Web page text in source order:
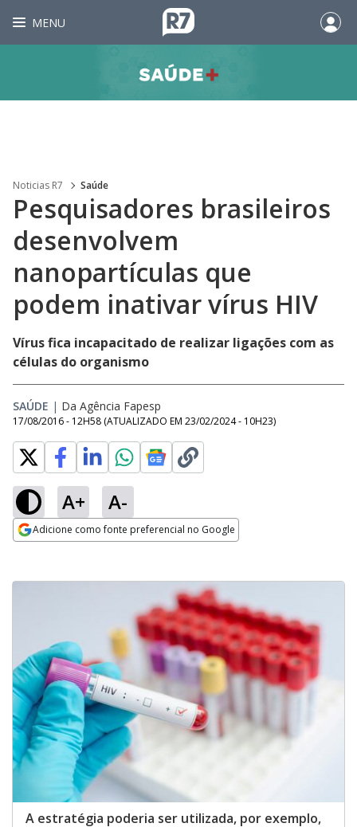
MENU
Noticias R7 Saúde
Pesquisadores brasileiros
desenvolvem
nanopartículas que
podem inativar vírus HIV
Vírus fica incapacitado de realizar ligações com as
células do organismo
SAÚDE | Da Agência Fapesp
17/08/2016 - 12H58 (ATUALIZADO EM 23/02/2024 - 10H23)
A+ A-
Adicione como fonte preferencial no Google
A estratégia poderia ser utilizada, por exemplo,